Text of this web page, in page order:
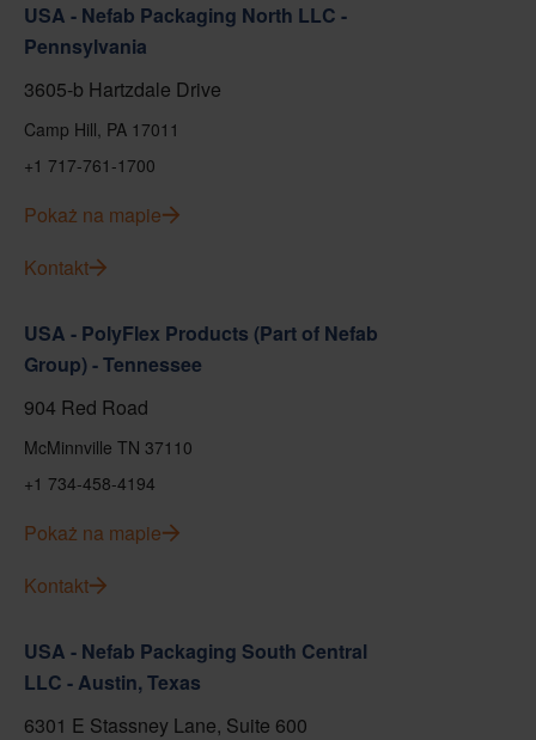
USA - Nefab Packaging North LLC -
Pennsylvania
3605-b Hartzdale Drive
Camp Hill, PA 17011
+1 717-761-1700
Pokaż na mapie
Kontakt
USA - PolyFlex Products (Part of Nefab
Group) - Tennessee
904 Red Road
McMinnville TN 37110
+1 734-458-4194
Pokaż na mapie
Kontakt
USA - Nefab Packaging South Central
LLC - Austin, Texas
6301 E Stassney Lane, Suite 600